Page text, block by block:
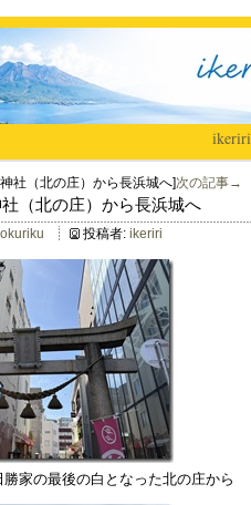
ikeriri
社（北の庄）から長浜城へ]次の記事→
（北の庄）から長浜城へ
投稿者: ikeriri
家の最後の白となった北の庄から